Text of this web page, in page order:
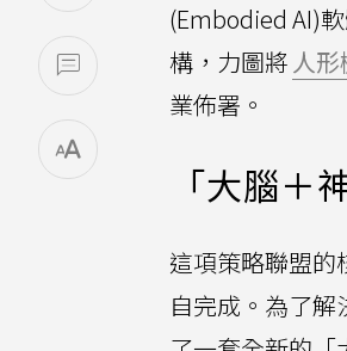
(Embodied AI)
構，力圖將 人
業佈署。
「大腦
這項策略聯盟
自完成。為了